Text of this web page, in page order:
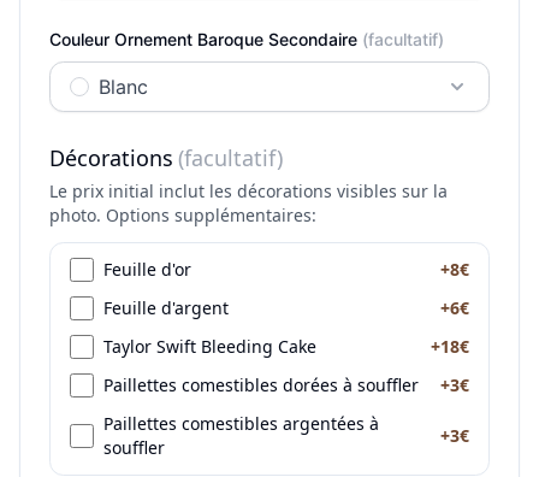
Couleur Ornement Baroque Secondaire (facultatif)
Blanc
Décorations (facultatif)
Le prix initial inclut les décorations visibles sur la
photo. Options supplémentaires:
Feuille d'or
+8€
Feuille d'argent
+6€
Taylor Swift Bleeding Cake
+18€
Paillettes comestibles dorées à souffler
+3€
Paillettes comestibles argentées à
souffler
+3€